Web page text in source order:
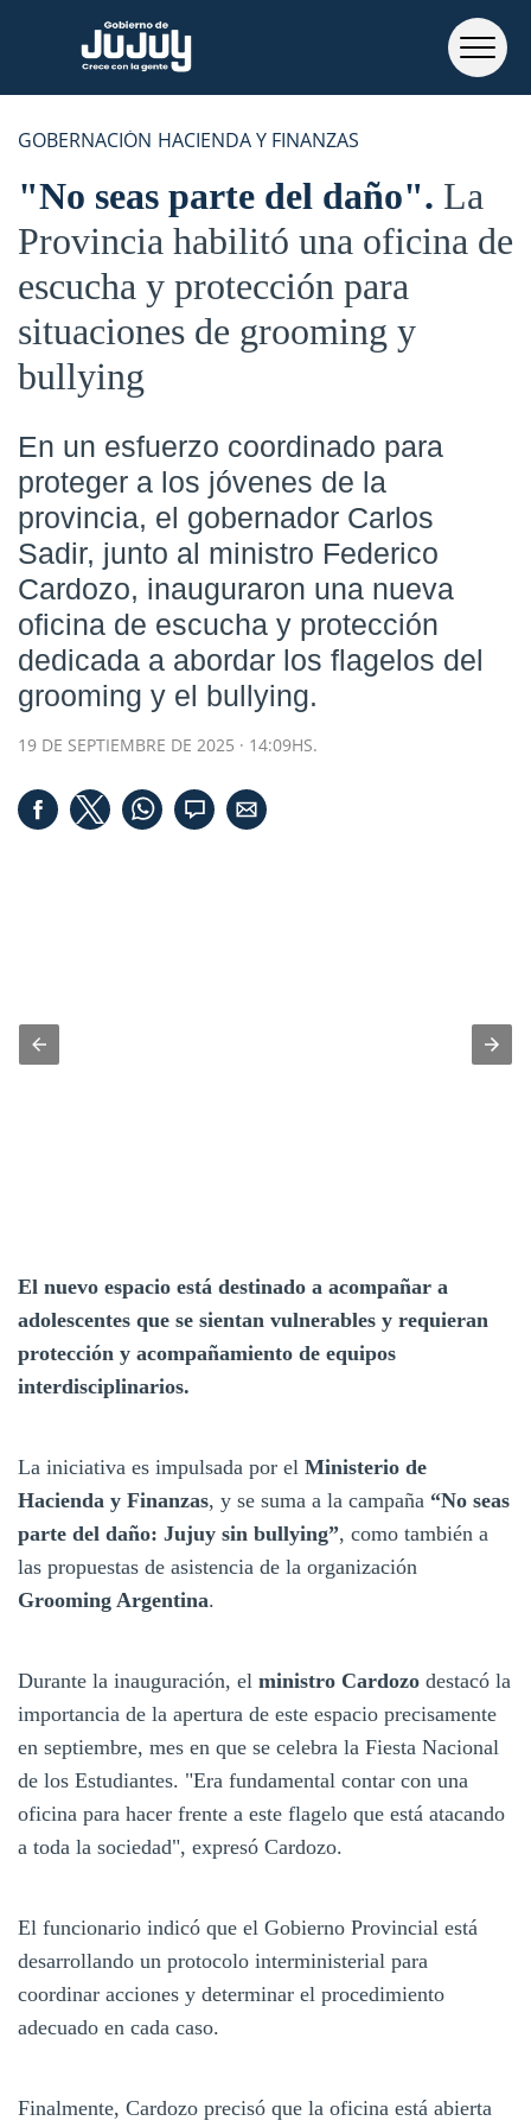
GOBERNACIÓN HACIENDA Y FINANZAS
"No seas parte del daño" La
Provincia habilitó una oficina de
escucha y protección para
situaciones de grooming y
bullying
En un esfuerzo coordinado para
proteger a los jóvenes de la
provincia, el gobernador Carlos
Sadir, junto al ministro Federico
Cardozo, inauguraron una nueva
oficina de escucha y protección
dedicada a abordar los flagelos del
grooming y el bullying.
19 DE SEPTIEMBRE DE 2025 · 14:09HS.
El nuevo espacio está destinado a acompañar a
adolescentes que se sientan vulnerables y requieran
protección y acompañamiento de equipos
interdisciplinarios.
La iniciativa es impulsada por el Ministerio de
Hacienda y Finanzas, y se suma a la campaña “No seas
parte del daño: Jujuy sin bullying”, como también a
las propuestas de asistencia de la organización
Grooming Argentina.
Durante la inauguración, el ministro Cardozo destacó la
importancia de la apertura de este espacio precisamente
en septiembre, mes en que se celebra la Fiesta Nacional
de los Estudiantes. "Era fundamental contar con una
oficina para hacer frente a este flagelo que está atacando
a toda la sociedad", expresó Cardozo.
El funcionario indicó que el Gobierno Provincial está
desarrollando un protocolo interministerial para
coordinar acciones y determinar el procedimiento
adecuado en cada caso.
Finalmente, Cardozo precisó que la oficina está abierta